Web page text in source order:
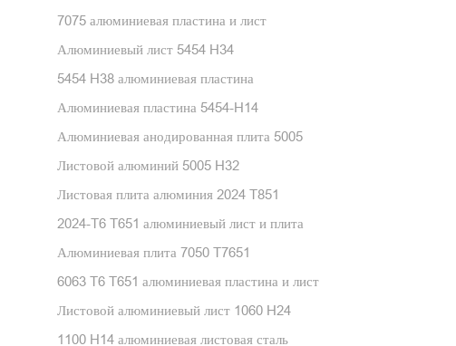
7075 алюминиевая пластина и лист
Алюминиевый лист 5454 H34
5454 H38 алюминиевая пластина
Алюминиевая пластина 5454-H14
Алюминиевая анодированная плита 5005
Листовой алюминий 5005 H32
Листовая плита алюминия 2024 T851
2024-T6 T651 алюминиевый лист и плита
Алюминиевая плита 7050 T7651
6063 T6 T651 алюминиевая пластина и лист
Листовой алюминиевый лист 1060 H24
1100 H14 алюминиевая листовая сталь